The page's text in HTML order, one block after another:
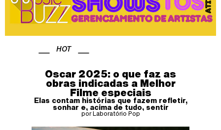
HOT
Oscar 2025: o que faz as
obras indicadas a Melhor
Filme especiais
Elas contam histórias que fazem refletir,
sonhar e, acima de tudo, sentir
por Laboratório Pop